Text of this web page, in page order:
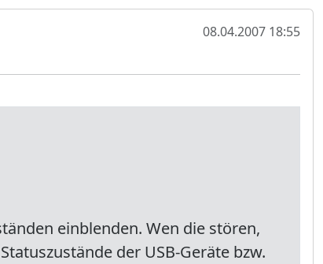
08.04.2007 18:55
einblenden. Wen die stören,
der USB-Geräte bzw.